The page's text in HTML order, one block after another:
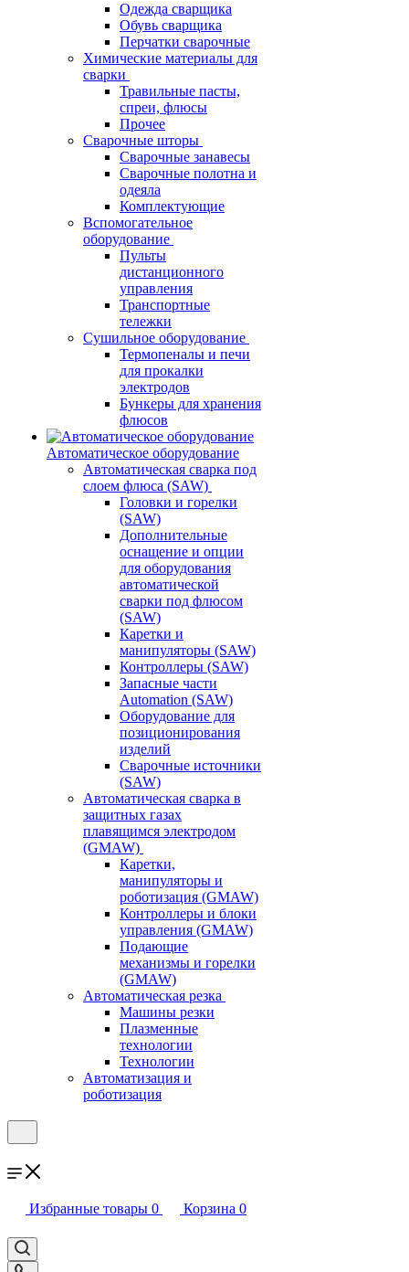
Одежда сварщика
Обувь сварщика
Перчатки сварочные
Химические материалы для
сварки
Травильные пасты,
спреи, флюсы
Прочее
Сварочные шторы
Сварочные занавесы
Сварочные полотна и
одеяла
Комплектующие
Вспомогательное
оборудование
Пульты
дистанционного
управления
Транспортные
тележки
Сушильное оборудование
Термопеналы и печи
для прокалки
электродов
Бункеры для хранения
флюсов
Автоматическое оборудование
Автоматическая сварка под
слоем флюса (SAW)
Головки и горелки
(SAW)
Дополнительные
оснащение и опции
для оборудования
автоматической
сварки под флюсом
(SAW)
Каретки и
манипуляторы (SAW)
Контроллеры (SAW)
Запасные части
Automation (SAW)
Оборудование для
позиционирования
изделий
Сварочные источники
(SAW)
Автоматическая сварка в
защитных газах
плавящимся электродом
(GMAW)
Каретки,
манипуляторы и
роботизация (GMAW)
Контроллеры и блоки
управления (GMAW)
Подающие
механизмы и горелки
(GMAW)
Автоматическая резка
Машины резки
Плазменные
технологии
Технологии
Автоматизация и
роботизация
Избранные товары 0 Корзина 0